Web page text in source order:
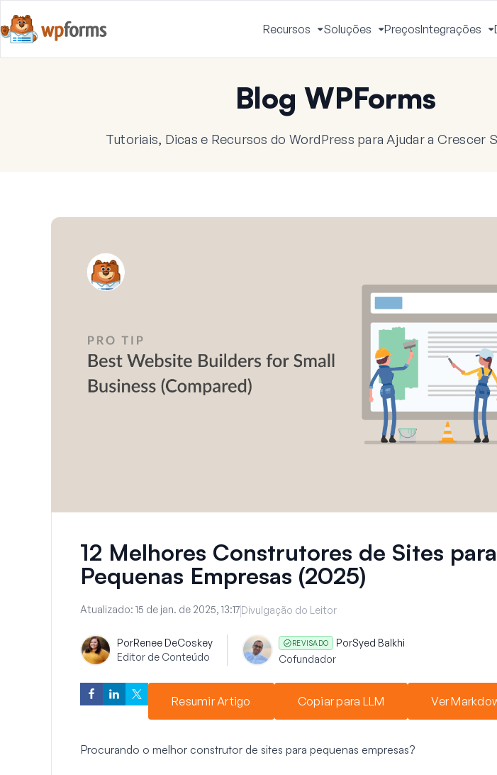
Recursos
Alternar
Menu
Soluções
Alternar
Menu
PreçosIntegrações
Blog WPForms
Tutoriais, Dicas e Recursos do WordPress para Ajudar a Crescer
12 Melhores Construtores de Sites para
Pequenas Empresas (2025)
Atualizado: 15 de jan. de 2025, 13:17Divulgação do Leitor
PorRenee DeCoskey
Editor de Conteúdo
REVISADO PorSyed Balkhi
Cofundador
Resumir Artigo Copiar para LLM Ver
Procurando o melhor construtor de sites para pequenas empresas?